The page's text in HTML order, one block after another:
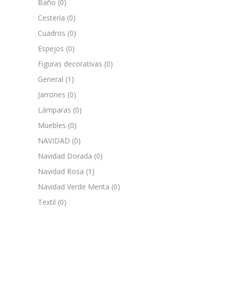
Baño (0)
Cestería (0)
Cuadros (0)
Espejos (0)
Figuras decorativas (0)
General (1)
Jarrones (0)
Lámparas (0)
Muebles (0)
NAVIDAD (0)
Navidad Dorada (0)
Navidad Rosa (1)
Navidad Verde Menta (0)
Textil (0)